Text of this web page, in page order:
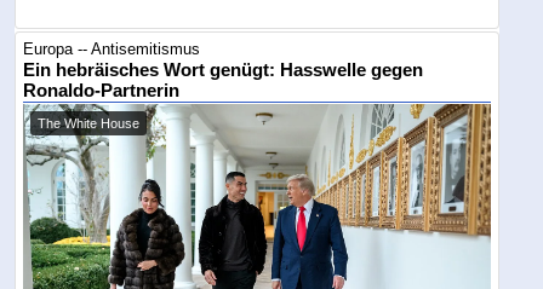
Europa -- Antisemitismus
Ein hebräisches Wort genügt: Hasswelle gegen
Ronaldo-Partnerin
The White House